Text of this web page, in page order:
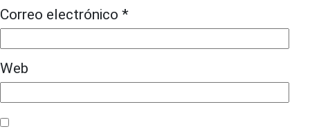
Correo electrónico *
Web